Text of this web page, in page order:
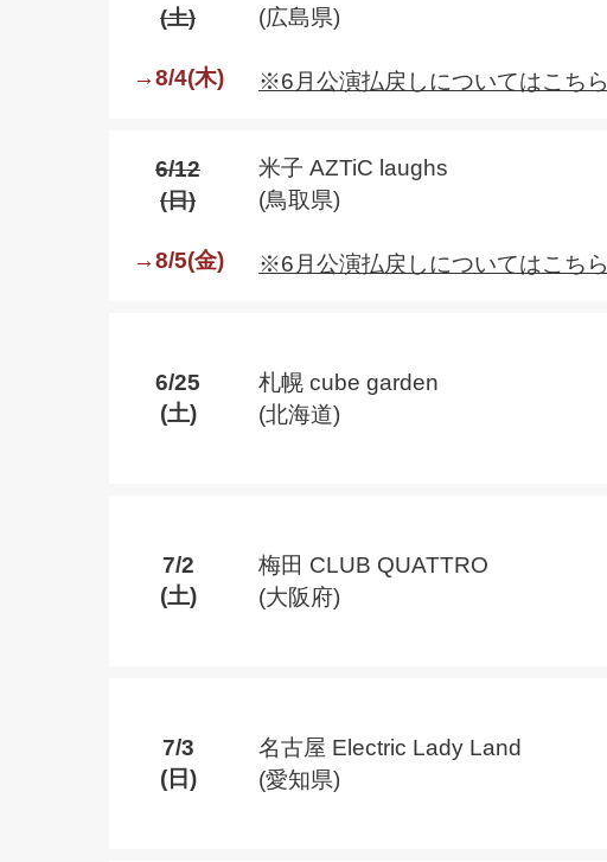
(土)
→8/4(木)
(広島県)
※6月公演払戻しについてはこちら
6/12
(日)
→8/5(金)
米子 AZTiC laughs
(鳥取県)
※6月公演払戻しについてはこちら
6/25
(土)
札幌 cube garden
(北海道)
7/2
(土)
梅田 CLUB QUATTRO
(大阪府)
7/3
(日)
名古屋 Electric Lady Land
(愛知県)